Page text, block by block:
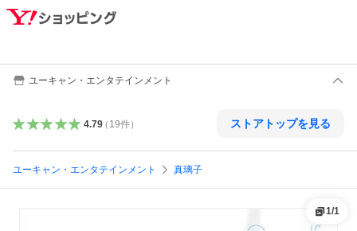
ユーキャン・エンタテインメント
4.79（ 19件） ストアトップを見る
ユーキャン・エンタテインメント 真璃子
1/1